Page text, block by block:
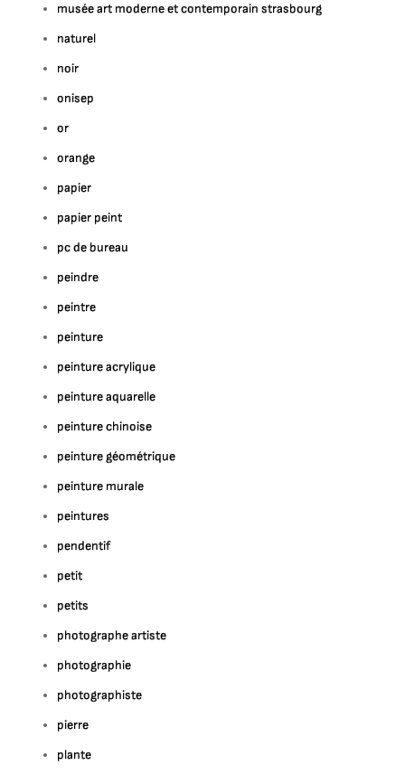
musée art moderne et contemporain strasbourg
naturel
noir
onisep
or
orange
papier
papier peint
pc de bureau
peindre
peintre
peinture
peinture acrylique
peinture aquarelle
peinture chinoise
peinture géométrique
peinture murale
peintures
pendentif
petit
petits
photographe artiste
photographie
photographiste
pierre
plante